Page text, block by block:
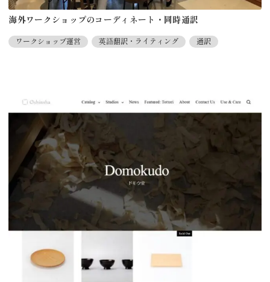
海外ワークショップのコーディネート・同時通訳
ワークショップ運営 英語翻訳・ライティング 通訳